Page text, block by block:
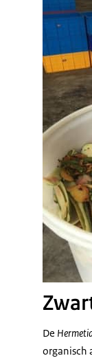
De
organisch